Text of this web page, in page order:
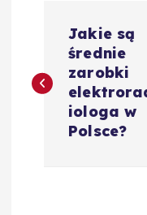
w
Jakie są
średnie
zarobki
iologa w
Polsce?